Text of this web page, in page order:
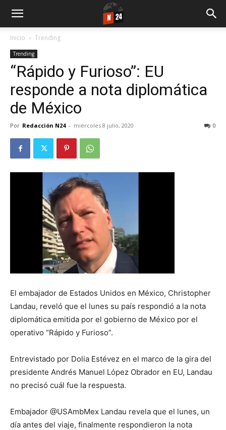
Inicio Trending
Trending
“Rápido y Furioso”: EU
responde a nota diplomática
de México
Por Redacción N24 - miércoles 8 julio, 2020 0
El embajador de Estados Unidos en México, Christopher
Landau, reveló que el lunes su país respondió a la nota
diplomática emitida por el gobierno de México por el
operativo “Rápido y Furioso”.
Entrevistado por Dolia Estévez en el marco de la gira del
presidente Andrés Manuel López Obrador en EU, Landau
no precisó cuál fue la respuesta.
Embajador ⁦@USAmbMex⁩ Landau revela que el lunes, un
día antes del viaje, finalmente respondieron la nota